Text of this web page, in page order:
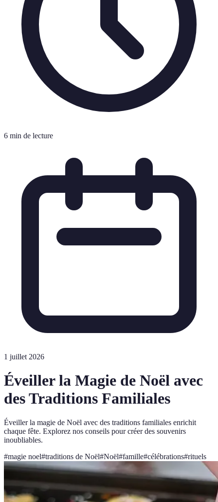
6 min de lecture
1 juillet 2026
Éveiller la Magie de Noël avec
des Traditions Familiales
Éveiller la magie de Noël avec des traditions familiales enrichit
chaque fête. Explorez nos conseils pour créer des souvenirs
inoubliables.
#magie noel#traditions de Noël#Noël#famille#célébrations#rituels